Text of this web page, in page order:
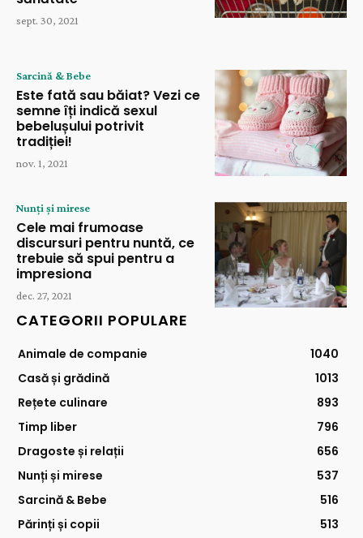
sept. 30, 2021
Sarcină & Bebe
Este fată sau băiat? Vezi ce
semne îți indică sexul
bebelușului potrivit
tradiției!
nov. 1, 2021
Nunți și mirese
Cele mai frumoase
discursuri pentru nuntă, ce
trebuie să spui pentru a
impresiona
dec. 27, 2021
CATEGORII POPULARE
Animale de companie
1040
Casă și grădină
1013
Rețete culinare
893
Timp liber
796
Dragoste și relații
656
Nunți și mirese
537
Sarcină & Bebe
516
Părinți și copii
513